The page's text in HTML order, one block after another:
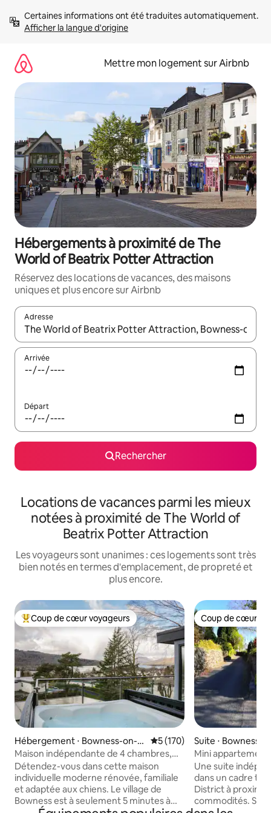
directement
Afficher la langue d'origine
Mettre mon logement sur Airbnb
Hébergements à proximité de The
World of Beatrix Potter Attraction
Réservez des locations de vacances, des maisons
uniques et plus encore sur Airbnb
Adresse
Lorsque les résultats s'affichent, utilisez les flèches vers le
Arrivée
Départ
Rechercher
Locations de vacances parmi les mieux
notées à proximité de The World of
Beatrix Potter Attraction
Les voyageurs sont unanimes : ces logements sont très
bien notés en termes d'emplacement, de propreté et
plus encore.
Coups de cœur voyageurs les plus appréciés
Coup de cœur voyageurs
Hébergement ⋅ Bowness-on-
Windermere
Évaluation moyenne sur la
5 (170)
Maison indépendante de 4 chambres,
jacuzzi et vue sur le lac - Animaux
acceptés
Détendez-vous dans cette maison
individuelle moderne rénovée, familiale
et adaptée aux chiens. Le village de
Bowness est à seulement 5 minutes à
Coup de cœur
Coup de cœur
Suite ⋅ Bowness-
mere
Mini appartement
Windermere
Une suite
dans un cadre
District à
commodités.